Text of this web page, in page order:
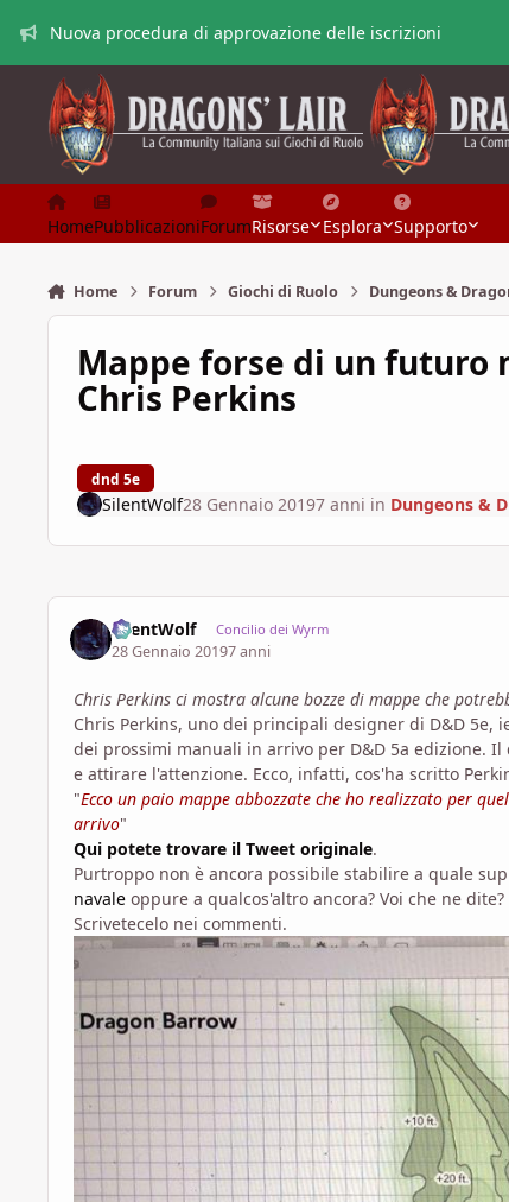
Nuova procedura di approvazione delle iscrizioni
HomePubblicazioniForumRisorse Esplora Supporto
Home Forum Giochi di Ruolo Dungeons &
Mappe forse di un futuro
Chris Perkins
dnd 5e
SilentWolf28 Gennaio 20197 anni in Dungeons &
SilentWolf Concilio dei Wyrm
28 Gennaio 20197 anni
Chris Perkins ci mostra alcune bozze di mappe che
Chris Perkins, uno dei principali designer di D&D
dei prossimi manuali in arrivo per D&D 5a edizione.
e attirare l'attenzione. Ecco, infatti, cos'ha scritto
"Ecco un paio mappe abbozzate che ho realizzato per
arrivo"
Qui potete trovare il Tweet originale.
Purtroppo non è ancora possibile stabilire a quale
navale oppure a qualcos'altro ancora? Voi che ne dite?
Scrivetecelo nei commenti.